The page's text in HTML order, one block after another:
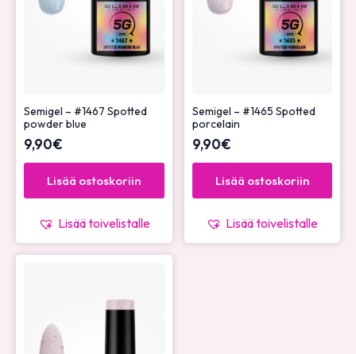
Semigel – #1467 Spotted
powder blue
9,90€
Lisää ostoskoriin
Lisää toivelistalle
Semigel – #1465 Spotted
porcelain
9,90€
Lisää ostoskoriin
Lisää toivelistalle